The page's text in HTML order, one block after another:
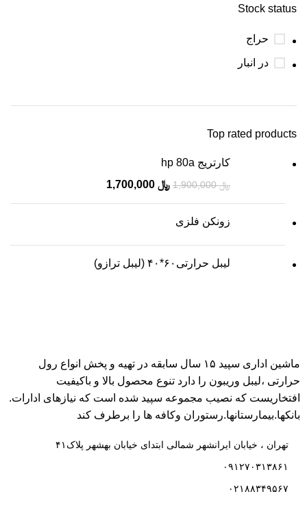
Stock status
حراج
در انبار
Top rated products
کارتریج hp 80a
﷼1,900,000 ﷼
زونکن فلزی
لیبل حرارتی۶۰*۴۰ (لیبل ترازو)
ماشین اداری سپید ۱۵ سال سابقه در تهیه و پخش انواع رول
حرارتی ،لیبل وریبون را دارد تنوع محصول بالا و باکیفیت
افتخاریست که نصیب مجموعه سپید شده است که نیازهای ادارات.
بانکها.بیمارستانها.رستوران و‌کافه ها را برطرف کند
تهران ، خیابان ایرانشهر شمالی ابتدای خیابان بهشهر پلاک۴۱
۰۹۱۲۷۰۳۱۳۸۶۱
۰۲۱۸۸۳۴۹۵۶۷